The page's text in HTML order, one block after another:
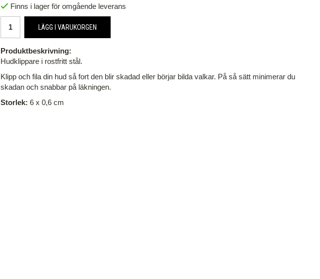
Finns i lager för omgående leverans
LÄGG I VARUKORGEN
Produktbeskrivning:
Hudklippare i rostfritt stål.
Klipp och fila din hud så fort den blir skadad eller börjar bilda valkar. På så sätt minimerar du
skadan och snabbar på läkningen.
Storlek: 6 x 0,6 cm